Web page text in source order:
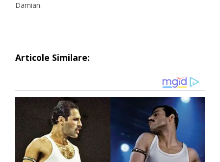
Damian.
Articole Similare: